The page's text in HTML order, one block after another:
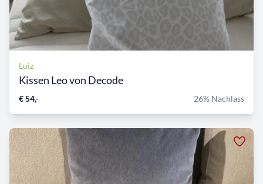
Luiz
Kissen Leo von Decode
€ 54,- 26% Nachlass